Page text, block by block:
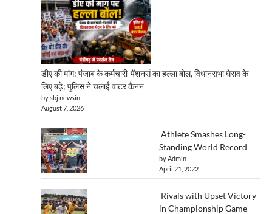
डीए की मांग: पंजाब के कर्मचारी-पेंशनर्स का हल्ला बोल, विधानसभा घेराव के
लिए बढ़े; पुलिस ने चलाई वाटर कैनन
by sbj newsin
August 7, 2026
Athlete Smashes Long-
Standing World Record
by Admin
April 21, 2022
Rivals with Upset Victory
in Championship Game